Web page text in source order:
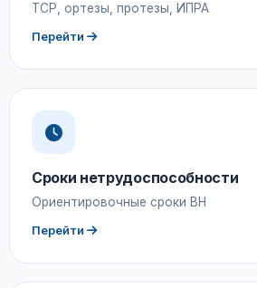
ТСР, ортезы, протезы, ИПРА
Перейти
Сроки нетрудоспособности
Ориентировочные сроки ВН
Перейти